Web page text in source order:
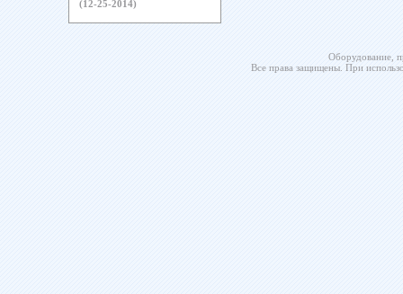
(12-25-2014)
Оборудование,
Все права защищены. При